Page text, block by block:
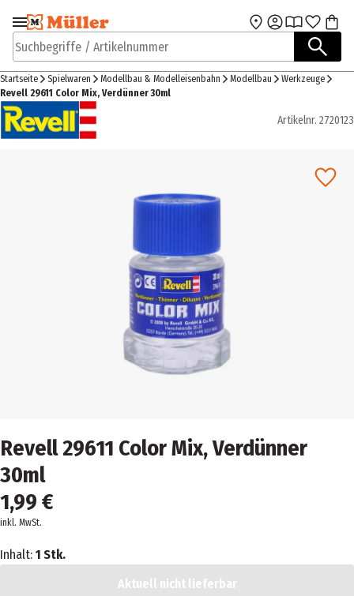
Zur Navigation
springen
Zum Hauptinhalt
Suchbegriffe / Artikelnummer
Startseite Spielwaren Modellbau & Modelleisenbahn Modellbau
Werkzeuge
Revell 29611 Color Mix, Verdünner 30ml
Artikelnr. 2720123
Revell 29611 Color Mix, Verdünner
30ml
1,99 €
inkl. MwSt.
Inhalt: 1 Stk.
Aktuell nicht lieferbar